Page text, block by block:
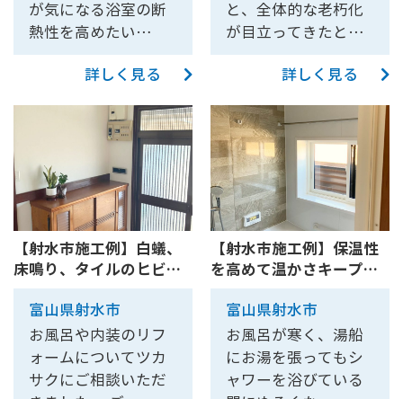
が気になる浴室の断
熱性を高めたい…
詳しく見る
と、全体的な老朽化
が目立ってきたと…
詳しく見る
【射水市施工例】白蟻、
床鳴り、タイルのヒビな
どお...
富山県射水市
お風呂や内装のリフ
ォームについてツカ
サクにご相談いただ
【射水市施工例】保温性
を高めて温かさキープ！
お風...
富山県射水市
お風呂が寒く、湯船
にお湯を張ってもシ
ャワーを浴びている